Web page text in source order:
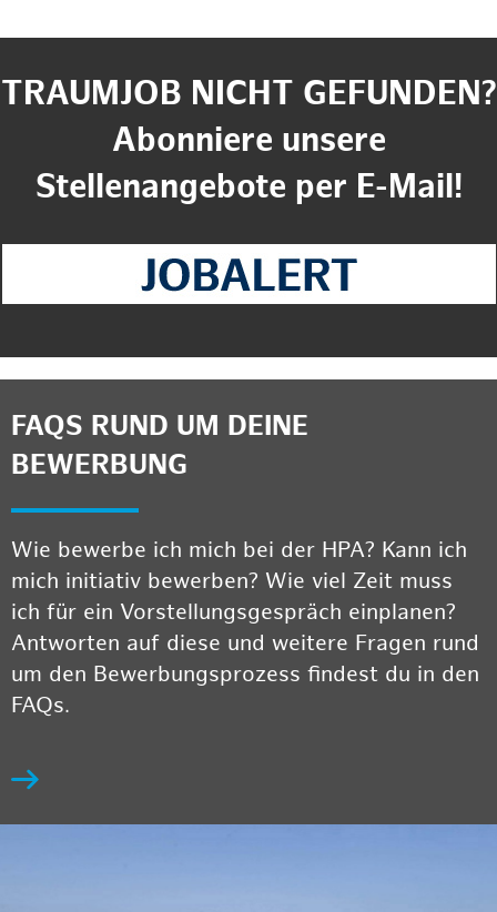
TRAUMJOB NICHT GEFUNDEN?
Abonniere unsere
Stellenangebote per E-Mail!
FAQS RUND UM DEINE
BEWERBUNG
Wie bewerbe ich mich bei der HPA? Kann ich
mich initiativ bewerben? Wie viel Zeit muss
ich für ein Vorstellungsgespräch einplanen?
Antworten auf diese und weitere Fragen rund
um den Bewerbungsprozess findest du in den
FAQs.